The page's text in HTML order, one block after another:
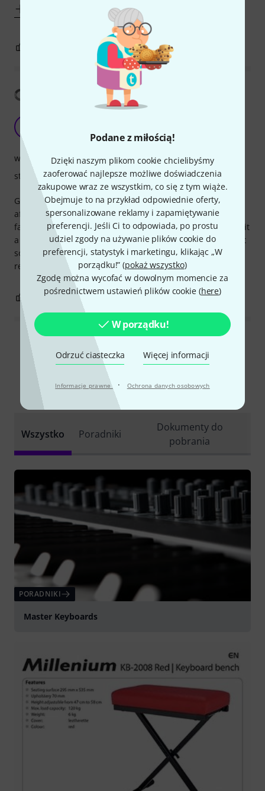
Podane z miłością!
Dzięki naszym plikom cookie chcielibyśmy
zaoferować najlepsze możliwe doświadczenia
zakupowe wraz ze wszystkim, co się z tym wiąże.
Obejmuje to na przykład odpowiednie oferty,
spersonalizowane reklamy i zapamiętywanie
preferencji. Jeśli Ci to odpowiada, po prostu
udziel zgody na używanie plików cookie do
preferencji, statystyk i marketingu, klikając „W
porządku!” (pokaż wszystko)
Zgodę można wycofać w dowolnym momencie za
pośrednictwem ustawień plików cookie (here)
W porządku!
Odrzuć ciasteczka Więcej informacji
Informacje prawne · Ochrona danych osobowych
ZGŁOŚ NADUŻYCIE
Pokaż tłumaczenia
fuzz&noodles 15.06.2022
Generally it looks great, it is very steady and comfortable,
after a year of use though the red top material has started
falling apart. I have used it daily though. If you plan to use it
a lot daily, and you care about the looks, expect replacing it
soon. I still keep it because it is fully functional and I don't
really mind the damaged looks.
wykończenie
stabilność
0 ZGŁOŚ NADUŻYCIE
Wszystkie oceny
Czy wiesz że?
Wszystko Poradniki
Dokumenty do
pobrania
PORADNIKI
Master Keyboards